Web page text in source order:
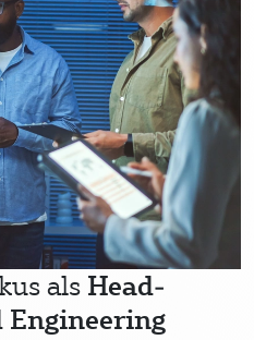
als Head­